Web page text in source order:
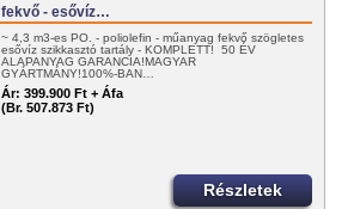
fekvő - esővíz…
~ 4,3 m3-es PO. - poliolefin - műanyag fekvő szögletes
esővíz szikkasztó tartály - KOMPLETT! 50 ÉV
ALAPANYAG GARANCIA!MAGYAR
GYÁRTMÁNY!100%-BAN…
Ár: 399.900 Ft + Áfa
(Br. 507.873 Ft)
Részletek